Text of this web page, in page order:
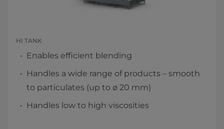
HI TANK
Enables efficient blending
Handles a wide range of products – smooth
to particulates (up to ø 20 mm)
Handles low to high viscosities